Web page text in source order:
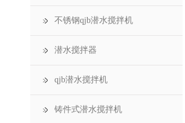
不锈钢qjb潜水搅拌机
潜水搅拌器
qjb潜水搅拌机
铸件式潜水搅拌机